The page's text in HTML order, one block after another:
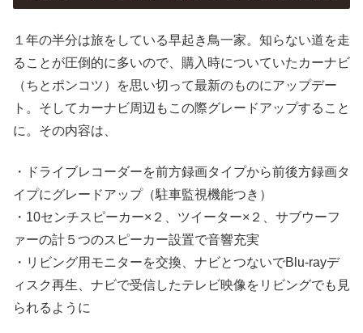
１年の半分は旅をしている早起き鳥一家。知らない道を走
ることが圧倒的に多いので、購入時についていたカーナビ
（ちとポンコツ）を思い切って最新のものにアップデー
ト。そしてカーナビ周辺もこの際グレードアップすること
に。その内容は、
・ドライブレコーダーを前方録画タイプから前後方録画タ
イプにグレードアップ（駐車監視機能つき）
・10センチスピーカー×２、ツイーター×２、サブウーフ
ァーの計５つのスピーカー設置で音響充実
・リビング用モニターを交換、ナビとつないでBlu-rayデ
ィスク再生、ナビで受信したテレビ映像をリビングでも見
られるように